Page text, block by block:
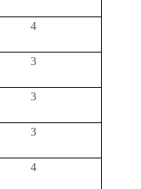
4
3
3
3
4